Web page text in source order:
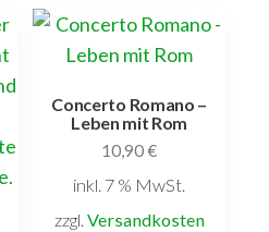
Concerto Romano –
Leben mit Rom
10,90€
inkl. 7 % MwSt.
zzgl. Versandkosten